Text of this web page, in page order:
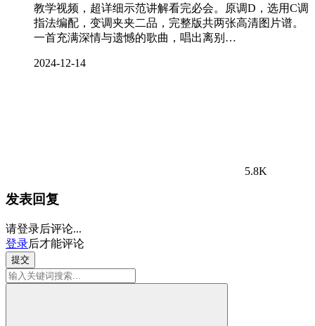
教学视频，超详细示范讲解看完必会。原调D，选用C调
指法编配，变调夹夹二品，完整版共两张高清图片谱。
一首充满深情与遗憾的歌曲，唱出离别…
2024-12-14
5.8K
发表回复
请登录后评论...
登录后才能评论
提交